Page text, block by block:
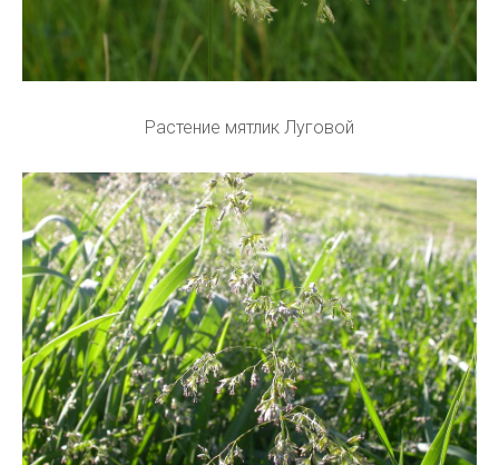
Растение мятлик Луговой